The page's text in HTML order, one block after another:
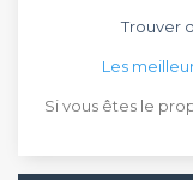
Trouver
Les
Si vous êtes le